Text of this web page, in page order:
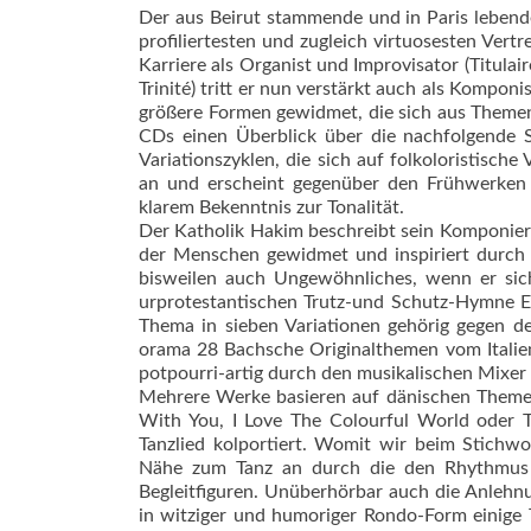
Der aus Beirut stammende und in Paris
profiliertesten und zugleich virtuosesten
Karriere als Organist und Improvisator
Trinité) tritt er nun verstärkt auch als
größere Formen gewidmet, die sich aus
CDs einen Überblick über die nachfolgende
Variationszyklen, die sich auf folkoloristische
an und erscheint gegenüber den
klarem Bekenntnis zur Tonalität.
Der Katholik Hakim beschreibt sein
der Menschen gewidmet und inspiriert durch
bisweilen auch Ungewöhnliches, wenn er
urprotestantischen Trutz-und Schutz-Hymne
Thema in sieben Variationen gehörig gegen
orama 28 Bachsche Originalthemen vom
potpourri-artig durch den musikalischen
Mehrere Werke basieren auf dänischen
With You, I Love The Colourful World oder
Tanzlied kolportiert. Womit wir beim
Nähe zum Tanz an durch die den
Begleitfiguren. Unüberhörbar auch die
in witziger und humoriger Rondo-Form einige